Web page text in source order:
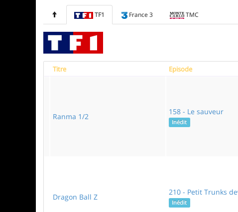
TF1 France 3 TMC
Titre Episode
Ranma 1/2
158 - Le sauveur
Inédit
Dragon Ball Z
210 - Petit Trunks
Inédit